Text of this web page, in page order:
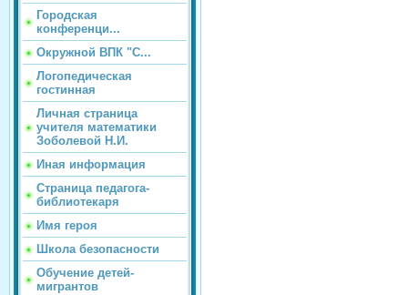
Городская
конференци...
Окружной ВПК "С...
Логопедическая
гостинная
Личная страница
учителя математики
Зоболевой Н.И.
Иная информация
Страница педагога-
библиотекаря
Имя героя
Школа безопасности
Обучение детей-
мигрантов